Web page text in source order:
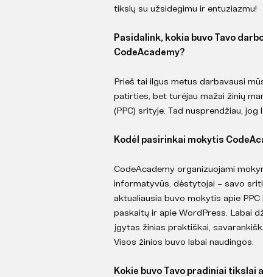
tikslų su užsidegimu ir entuziazmu!
Pasidalink, kokia buvo Tavo
CodeAcademy?
Prieš tai ilgus metus darbavausi
patirties, bet turėjau mažai žinių
(PPC) srityje. Tad nusprendžiau,
Kodėl pasirinkai mokytis
CodeAcademy organizuojami
informatyvūs, dėstytojai – savo
aktualiausia buvo mokytis apie
paskaitų ir apie WordPress. Labai
įgytas žinias praktiškai,
Visos žinios buvo labai naudingos.
Kokie buvo Tavo pradiniai tikslai